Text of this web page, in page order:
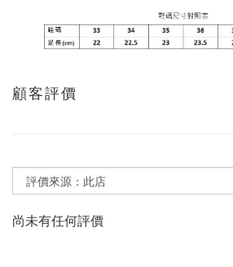
顧客評價
尚未有任何評價